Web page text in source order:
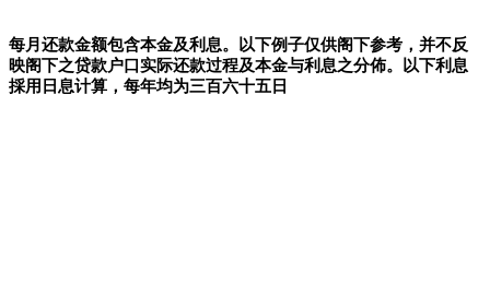
每月还款金额包含本金及利息。以下例子仅供阁下参考，并不反
映阁下之贷款户口实际还款过程及本金与利息之分佈。以下利息
採用日息计算，每年均为三百六十五日